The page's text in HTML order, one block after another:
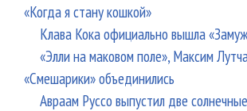
«Когда я стану кошкой»
Клава Кока официально вышла
«Элли на маковом поле», Максим
«Смешарики» объединились
Авраам Руссо выпустил две